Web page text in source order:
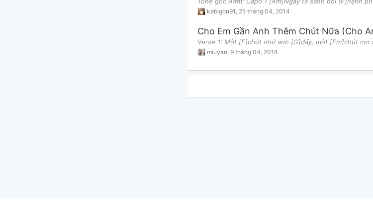
kabigon91 25 tháng 04, 2014
Cho Em Gần Anh Thêm Chút Nữa (Cho
Verse 1: Một [F]chút nhớ anh [G]đấy, một [Em]chút
miuyan, 9 tháng 04, 2018